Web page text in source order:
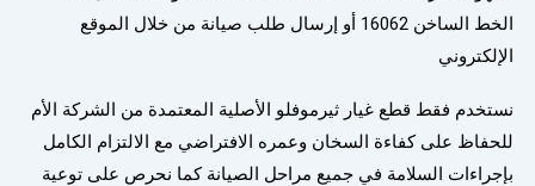
الخط الساخن 16062 أو إرسال طلب صيانة من خلال الموقع
الإلكتروني
نستخدم فقط قطع غيار ثيرموفلو الأصلية المعتمدة من الشركة الأم
للحفاظ على كفاءة السخان وعمره الافتراضي مع الالتزام الكامل
بإجراءات السلامة في جميع مراحل الصيانة كما نحرص على توعية